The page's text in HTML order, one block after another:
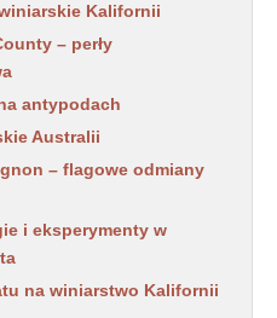
Kalifornii
– perły
antypodach
Australii
– flagowe odmiany
i eksperymenty w
na winiarstwo Kalifornii